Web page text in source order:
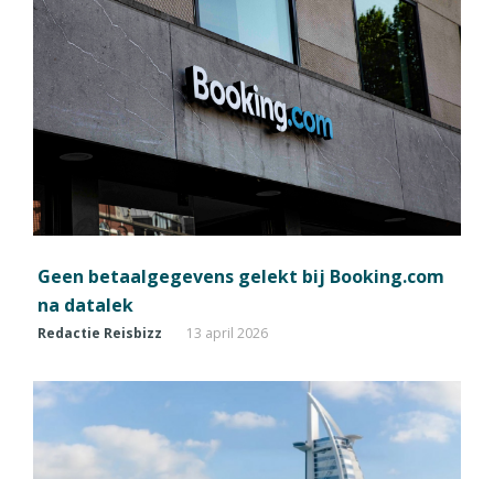
Geen betaalgegevens gelekt bij Booking.com
na datalek
Redactie Reisbizz 13 april 2026